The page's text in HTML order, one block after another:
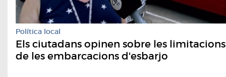
Política local
Els ciutadans opinen sobre les limitacions
de les embarcacions d'esbarjo